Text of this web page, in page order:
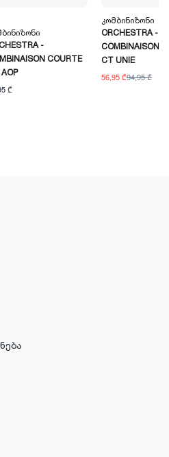
-
COURTE
₾
Კომბინიზონი
ORCHESTRA -
COMBINAISON
CT UNIE
56,95 ₾94,95 ₾